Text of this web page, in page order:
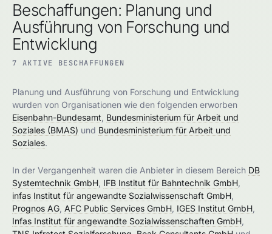
Beschaffungen: Planung und
Ausführung von Forschung und
Entwicklung
7 AKTIVE BESCHAFFUNGEN
Planung und Ausführung von Forschung und Entwicklung
wurden von Organisationen wie den folgenden erworben
Eisenbahn-Bundesamt Bundesministerium für Arbeit und
Soziales (BMAS) und Bundesministerium für Arbeit und
Soziales.
In der Vergangenheit waren die Anbieter in diesem Bereich DB
Systemtechnik GmbH IFB Institut für Bahntechnik GmbH
infas Institut für angewandte Sozialwissenschaft GmbH
Prognos AG AFC Public Services GmbH IGES Institut GmbH
Infas Institut für angewandte Sozialwissenschaften GmbH